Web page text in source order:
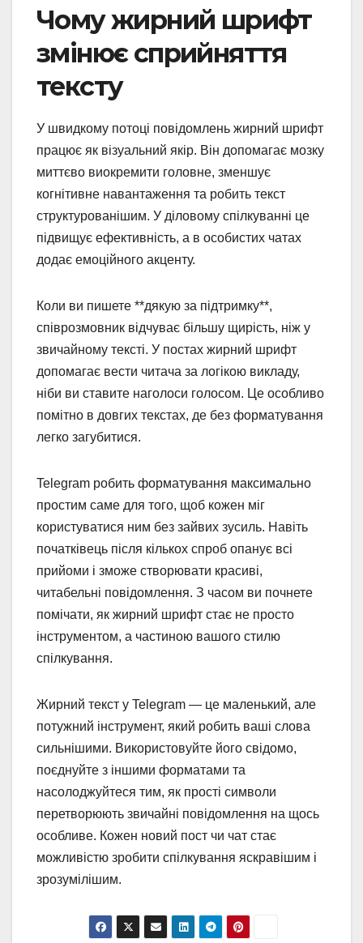
Чому жирний шрифт
змінює сприйняття
тексту
У швидкому потоці повідомлень жирний шрифт
працює як візуальний якір. Він допомагає мозку
миттєво виокремити головне, зменшує
когнітивне навантаження та робить текст
структурованішим. У діловому спілкуванні це
підвищує ефективність, а в особистих чатах
додає емоційного акценту.
Коли ви пишете **дякую за підтримку**,
співрозмовник відчуває більшу щирість, ніж у
звичайному тексті. У постах жирний шрифт
допомагає вести читача за логікою викладу,
ніби ви ставите наголоси голосом. Це особливо
помітно в довгих текстах, де без форматування
легко загубитися.
Telegram робить форматування максимально
простим саме для того, щоб кожен міг
користуватися ним без зайвих зусиль. Навіть
початківець після кількох спроб опанує всі
прийоми і зможе створювати красиві,
читабельні повідомлення. З часом ви почнете
помічати, як жирний шрифт стає не просто
інструментом, а частиною вашого стилю
спілкування.
Жирний текст у Telegram — це маленький, але
потужний інструмент, який робить ваші слова
сильнішими. Використовуйте його свідомо,
поєднуйте з іншими форматами та
насолоджуйтеся тим, як прості символи
перетворюють звичайні повідомлення на щось
особливе. Кожен новий пост чи чат стає
можливістю зробити спілкування яскравішим і
зрозумілішим.